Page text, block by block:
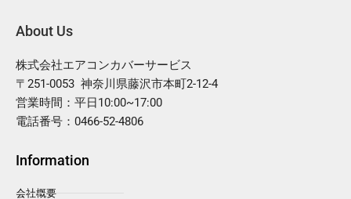
About Us
株式会社エアコンカバーサービス
〒251-0053 神奈川県藤沢市本町2-12-4
営業時間：平日10:00~17:00
電話番号：0466-52-4806
Information
会社概要